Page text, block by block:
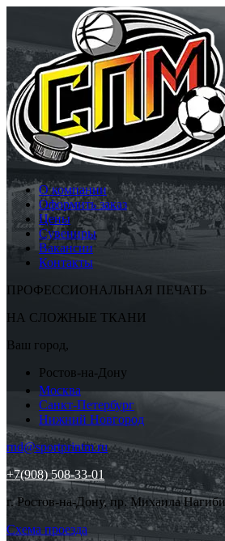
О компании
Оформить заказ
Цены
Сувениры
Вакансии
Контакты
ПРОФЕССИОНАЛЬНАЯ ПЕЧАТЬ
НА СЛОЖНЫЕ ТКАНИ
Ваш город,
Ростов-на-Дону
Москва
Санкт-Петербург
Нижний Новгород
rnd@sportprintm.ru
+7(908) 508-33-01
г. Ростов-на-Дону, пр. Михаила
Схема проезда